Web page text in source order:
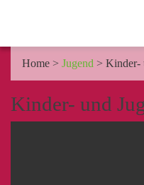
Home > Jugend > Kinder-
Kinder- und